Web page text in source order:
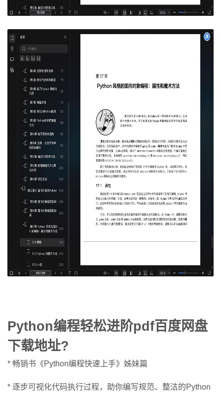
Python编程轻松进阶pdf百度网盘
下载地址?
* 畅销书《Python编程快速上手》姊妹篇
* 逐步可视化代码执行过程，助你编写规范、整洁的Python